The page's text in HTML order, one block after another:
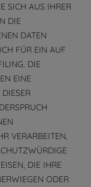
SICH AUS IHRER
DIE
DATEN
FÜR EIN AUF
DIE
EINE
VERARBEITEN,
DIE IHRE
ODER